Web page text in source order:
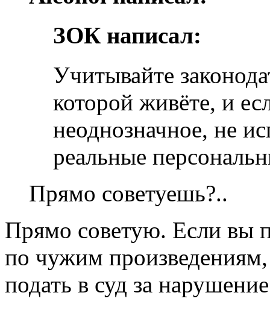
ЗОК написал:
Учитывайте
которой живёте, и
неоднозначное, не
реальные
Прямо советуешь?..
Прямо советую. Если вы
по чужим произведениям,
подать в суд за